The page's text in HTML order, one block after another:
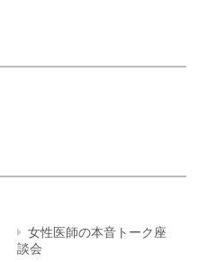
女性医師の本音トーク座
談会